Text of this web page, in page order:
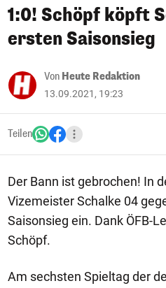
1:0! Schöpf köpft
ersten Saisonsieg
Von Heute Redaktion
13.09.2021, 19:23
Teilen
Der Bann ist gebrochen! In
Vizemeister Schalke 04
Saisonsieg ein. Dank ÖFB-
Schöpf.
Am sechsten Spieltag der